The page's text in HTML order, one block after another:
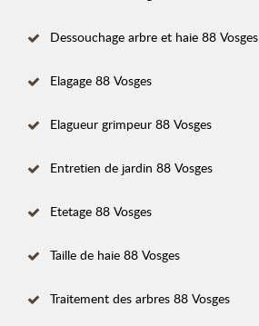
Dessouchage arbre et haie 88 Vosges
Elagage 88 Vosges
Elagueur grimpeur 88 Vosges
Entretien de jardin 88 Vosges
Etetage 88 Vosges
Taille de haie 88 Vosges
Traitement des arbres 88 Vosges